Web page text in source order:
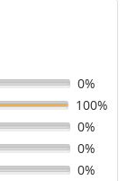
0%
100%
0%
0%
0%